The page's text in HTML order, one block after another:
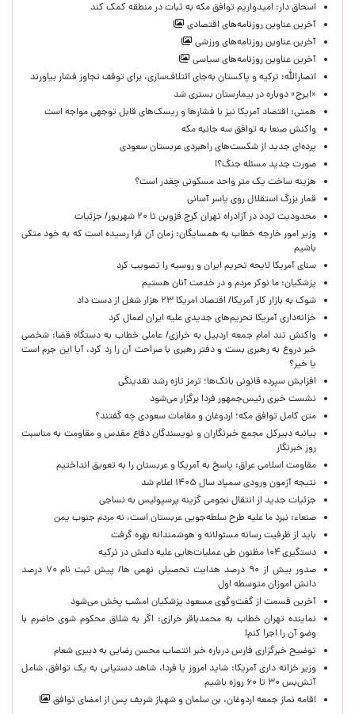
اسحاق دار: امیدواریم توافق مکه به ثبات در منطقه کمک کند
آخرین عناوین روزنامه‌های اقتصادی
آخرین عناوین روزنامه‌های ورزشی
آخرین عناوین روزنامه‌های سیاسی
انصارالله: ترکیه و پاکستان به‌جای ائتلاف‌سازی، برای توقف تجاوز فشار بیاورند
«ایرج» دوباره در بیمارستان بستری شد
همتی: اقتصاد آمریکا نیز با فشارها و ریسک‌های قابل توجهی مواجه است
واکنش صنعا به توافق سه جانبه مکه
پرده‌ای جدید از شکست‌های راهبردی عربستان سعودی
صورت جدید مسئله جنگ؟!
هزینه ساخت یک متر واحد مسکونی چقدر است؟
قمار بزرگ استقلال روی یاسر آسانی
محدودیت تردد در آزادراه تهران کرج قزوین تا ۲۰ شهریور/ جزئیات
وزیر امور خارجه خطاب به همسایگان: زمان آن فرا رسیده است که به خود متکی
باشیم
سنای آمریکا لایحه تحریم ایران و روسیه را تصویب کرد
پزشکیان: ما نوکر مردم و در خدمت آنان هستیم
شوک به بازار کار آمریکا/ اقتصاد امریکا ۲۳ هزار شغل از دست داد
خزانه‌داری آمریکا تحریم‌های جدیدی علیه ایران اعمال کرد
واکنش تند امام جمعه اردبیل به خرازی/ عاملی خطاب به دستگاه قضا: شخصی
خبر دروغ به رهبری بست و دفتر رهبری با صراحت آن را رد کرد، آیا این جرم است
یا خیر؟
افزایش سپرده قانونی بانک‌ها؛ ترمز تازه رشد نقدینگی
نشست خبری رئیس‌جمهور فردا برگزار می‌شود
متن کامل توافق مکه؛ اردوغان و مقامات سعودی چه گفتند؟
بیانیه دبیرکل مجمع خبرنگاران و نویسندگان دفاع مقدس و مقاومت به مناسبت
روز خبرنگار
مقاومت اسلامی عراق: پاسخ به آمریکا و عربستان را به تعویق انداختیم
نتیجه آزمون ورودی سمپاد سال ۱۴۰۵ اعلام شد
جزئیات جدید از انتقال نجومی گزینه پرسپولیس به نساجی
صنعاء: نبرد ما علیه طرح سلطه‌جویی عربستان است، نه مردم جنوب یمن
باید از ظرفیت رسانه مسئولانه و هوشمندانه بهره گرفت
دستگیری ۱۰۴ مظنون طی عملیات‌هایی علیه داعش در ترکیه
صدور بیش از ۹۰ درصد هدایت تحصیلی نهمی ها/ پیش ثبت نام ۷۰ درصد
دانش اموزان متوسطه اول
آخرین قسمت از گفت‌وگوی مسعود پزشکیان امشب پخش می‌شود
نماینده تهران خطاب به محمدباقر خرازی: اگر به شلاق محکوم شوی حاضرم با
وضو آن را اجرا کنم!
توضیح خبرگزاری فارس درباره خبر انتصاب محسن رضایی به دبیری شعام
وزیر خزانه داری آمریکا: شاید امروز یا فردا، شاهد دستیابی به یک توافق، شامل
آتش‌بس ۳۰ تا ۶۰ روزه باشیم
اقامه نماز جمعه اردوغان، بن ‌سلمان و شهباز شریف پس از امضای توافق